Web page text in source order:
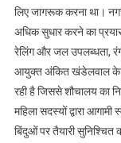
लिए जागरूक करना था।
अधिक सुधार करने का
रेलिंग और जल उपलब्धता,
आयुक्त अंकित खंडेलवाल के
रही है जिससे शौचालय का
महिला सदस्यों द्वारा
बिंदुओं पर तैयारी सुनिश्चित